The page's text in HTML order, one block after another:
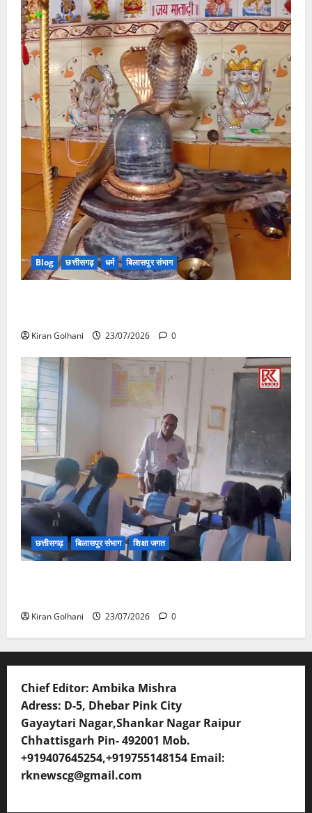
Blog छत्तीसगढ़ धर्म बिलासपुर संभाग
Kiran Golhani 23/07/2026 0
छत्तीसगढ़ बिलासपुर संभाग शिक्षा जगत
Kiran Golhani 23/07/2026 0
Chief Editor: Ambika Mishra
Adress: D-5, Dhebar Pink City
Gayaytari Nagar,Shankar Nagar Raipur
Chhattisgarh Pin- 492001 Mob.
+919407645254,+919755148154 Email:
rknewscg@gmail.com